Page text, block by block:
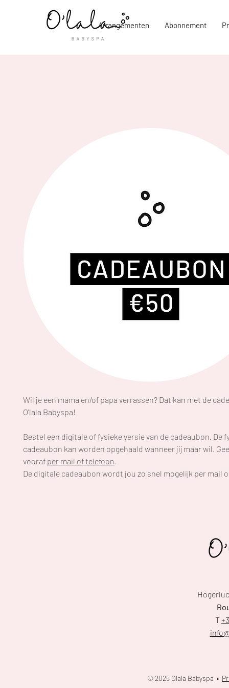
Arrangementen Abonnement
Wil je een mama en/of papa verrassen? Dat kan met de
O'lala Babyspa!
Bestel een digitale of fysieke versie van de cadeaubon. De
cadeaubon kan worden opgehaald wanneer jij maar wil.
vooraf per mail of telefoon.
De digitale cadeaubon wordt jou zo snel mogelijk per mail
T
© 2025 Olala Babyspa •